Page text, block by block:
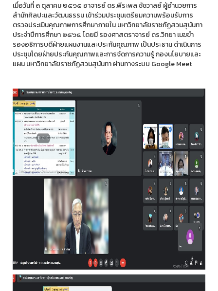
เมื่อวันที่ ๓ ตุลาคม ๒๕๖๕ อาจารย์ ดร.พีระพล ชัชวาลย์ ผู้อำนวยการ
สำนักศิลปะและวัฒนธรรม เข้าร่วมประชุมเตรียมความพร้อมรับการ
ตรวจประเมินคุณภาพการศึกษาภายใน มหาวิทยาลัยราชภัฏสวนสุนันทา
ประจำปีการศึกษา ๒๕๖๔ โดยมี รองศาสตราจารย์ ดร.วิทยา เมฆขำ
รองอธิการบดีฝ่ายแผนงานและประกันคุณภาพ เป็นประธาน ดำเนินการ
ประชุมโดยฝ่ายประกันคุณภาพและการจัดการความรู้ กองนโยบายและ
แผน มหาวิทยาลัยราชภัฏสวนสุนันทา ผ่านทางระบบ Google Meet